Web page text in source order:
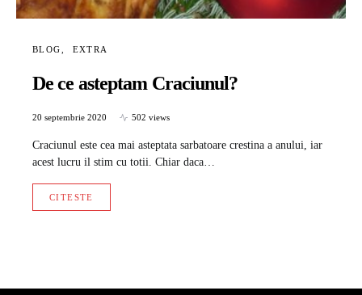
BLOG EXTRA
De ce asteptam Craciunul?
20 septembrie 2020 502 views
Craciunul este cea mai asteptata sarbatoare crestina a anului, iar
acest lucru il stim cu totii. Chiar daca…
CITESTE